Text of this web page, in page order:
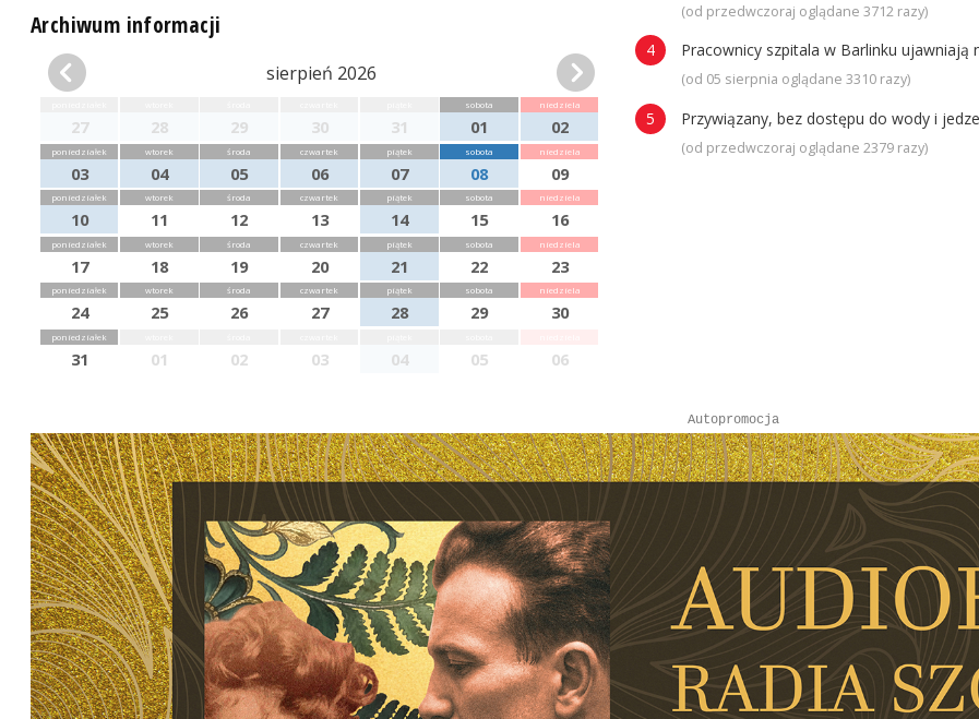
Archiwum informacji
sierpień 2026
27 28 29 30 31
sobota
01
niedziela
02
poniedziałek
03
wtorek
04
środa
05
czwartek
06
piątek
07
sobota
08
niedziela
09
poniedziałek
10
wtorek
11
środa
12
czwartek
13
piątek
14
sobota
15
niedziela
16
poniedziałek
17
wtorek
18
środa
19
czwartek
20
piątek
21
sobota
22
niedziela
23
poniedziałek
24
wtorek
25
środa
26
czwartek
27
piątek
28
sobota
29
niedziela
30
poniedziałek
31 01 02 03 04 05 06
(od przedwczoraj oglądane 3712 razy)
Pracownicy szpitala w Barlinku
(od 05 sierpnia oglądane 3310 razy)
Przywiązany, bez dostępu do wody i
(od przedwczoraj oglądane 2379 razy)
Autopromocja